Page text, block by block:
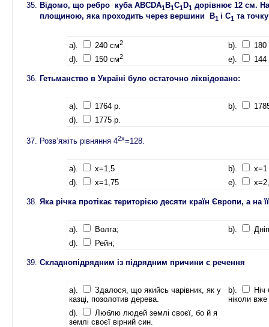
Відомо, що ребро куба ABCDA1B1C1D1 дорівнює 12 см.
площиною, яка проходить через вершини B1 і C1 та
a). 240 см2 b).
180
d).
150 см2 e). 144
Гетьманство в Україні було остаточно ліквідовано:
a). 1764 р. b).
d).
1775 р.
Розв’яжіть рівняння 42х=128.
a). x=1,5 b).
x=1
d).
x=1,75 e).
Яка річка протікає територією десяти країн Європи, а на
a). Волга; b).
d).
Рейн;
Складнопідрядним із підрядним причини є речення
a).
Здалося, що якийсь чарівник, як у
казці, позолотив дерева.
b).
ніколи
d).
Люблю людей землі своєї, бо й я
землі своєї вірний син.